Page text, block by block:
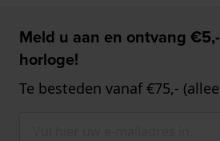
Meld u aan en ontvang
horloge!
Te besteden vanaf €75,-